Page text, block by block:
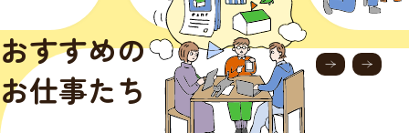
おすすめの
お仕事たち